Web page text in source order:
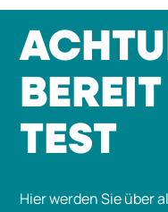
TEST
Hier werden Sie über